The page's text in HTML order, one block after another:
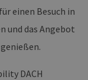
einen Besuch in
und das Angebot
DACH